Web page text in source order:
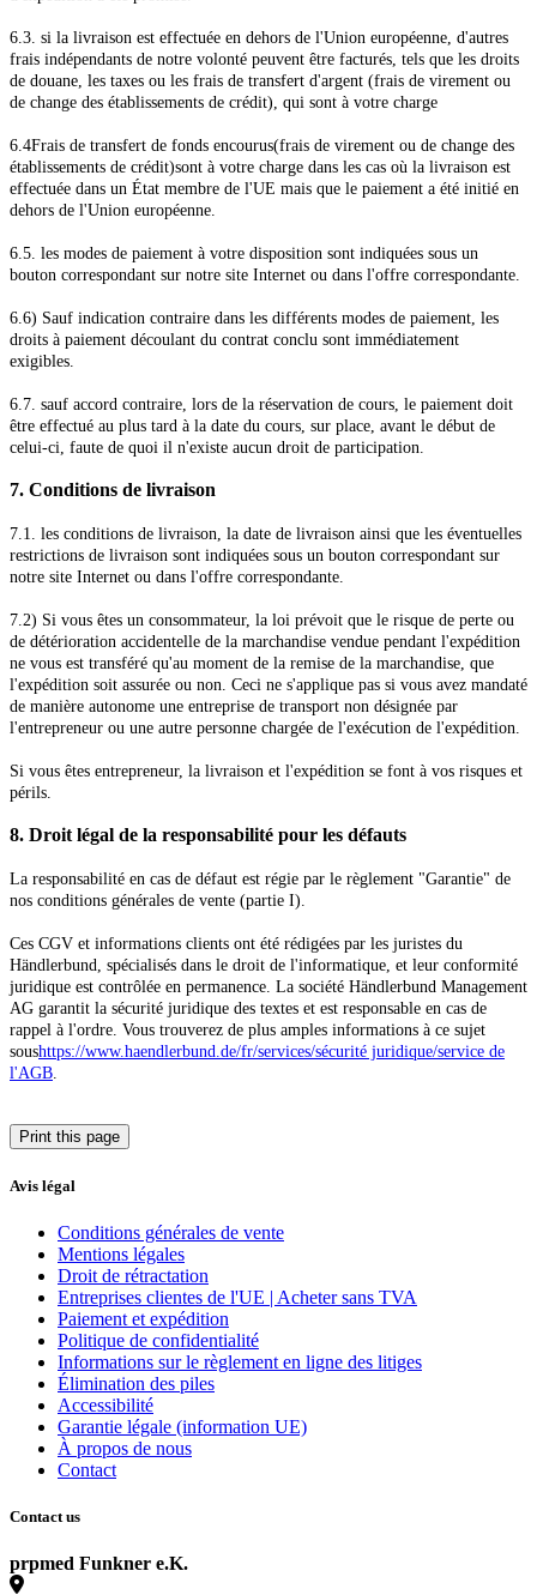
6.3. si la livraison est effectuée en dehors de l'Union européenne, d'autres
frais indépendants de notre volonté peuvent être facturés, tels que les droits
de douane, les taxes ou les frais de transfert d'argent (frais de virement ou
de change des établissements de crédit), qui sont à votre charge
6.4Frais de transfert de fonds encourus(frais de virement ou de change des
établissements de crédit)sont à votre charge dans les cas où la livraison est
effectuée dans un État membre de l'UE mais que le paiement a été initié en
dehors de l'Union européenne.
6.5. les modes de paiement à votre disposition sont indiquées sous un
bouton correspondant sur notre site Internet ou dans l'offre correspondante.
6.6) Sauf indication contraire dans les différents modes de paiement, les
droits à paiement découlant du contrat conclu sont immédiatement
exigibles.
6.7. sauf accord contraire, lors de la réservation de cours, le paiement doit
être effectué au plus tard à la date du cours, sur place, avant le début de
celui-ci, faute de quoi il n'existe aucun droit de participation.
7. Conditions de livraison
7.1. les conditions de livraison, la date de livraison ainsi que les éventuelles
restrictions de livraison sont indiquées sous un bouton correspondant sur
notre site Internet ou dans l'offre correspondante.
7.2) Si vous êtes un consommateur, la loi prévoit que le risque de perte ou
de détérioration accidentelle de la marchandise vendue pendant l'expédition
ne vous est transféré qu'au moment de la remise de la marchandise, que
l'expédition soit assurée ou non. Ceci ne s'applique pas si vous avez mandaté
de manière autonome une entreprise de transport non désignée par
l'entrepreneur ou une autre personne chargée de l'exécution de l'expédition.
Si vous êtes entrepreneur, la livraison et l'expédition se font à vos risques et
périls.
8. Droit légal de la responsabilité pour les défauts
La responsabilité en cas de défaut est régie par le règlement "Garantie" de
nos conditions générales de vente (partie I).
Ces CGV et informations clients ont été rédigées par les juristes du
Händlerbund, spécialisés dans le droit de l'informatique, et leur conformité
juridique est contrôlée en permanence. La société Händlerbund Management
AG garantit la sécurité juridique des textes et est responsable en cas de
rappel à l'ordre. Vous trouverez de plus amples informations à ce sujet
soushttps://www.haendlerbund.de/fr/services/sécurité juridique/service de
l'AGB.
Avis légal
Conditions générales de vente
Mentions légales
Droit de rétractation
Entreprises clientes de l'UE | Acheter sans TVA
Paiement et expédition
Politique de confidentialité
Informations sur le règlement en ligne des litiges
Élimination des piles
Accessibilité
Garantie légale (information UE)
À propos de nous
Contact
Contact us
prpmed Funkner e.K.